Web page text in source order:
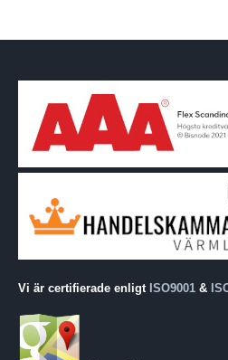
Vi är certifierade enligt ISO9001 &